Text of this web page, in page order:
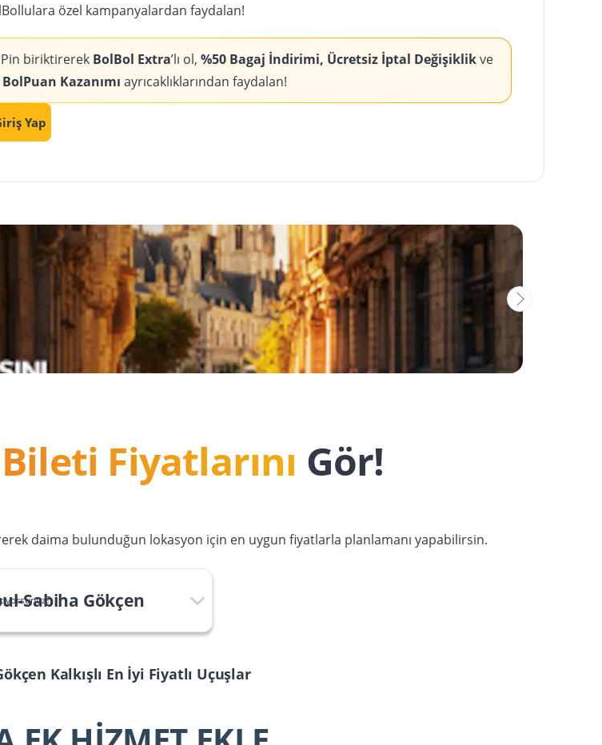
özel kampanyalardan faydalan!
biriktirerek BolBol Extra’lı ol, %50 Bagaj İndirimi, Ücretsiz İptal Değişiklikve
Kazanımı ayrıcaklıklarından faydalan!
Yap
Fiyatlarını Gör!
daima bulunduğun lokasyon için en uygun fiyatlarla planlamanı yapabilirsin.
Sabiha Gökçen
Kalkışlı En İyi Fiyatlı Uçuşlar